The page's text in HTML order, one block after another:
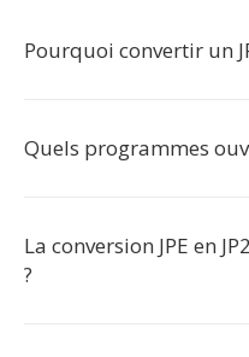
Pourquoi convertir un
Quels programmes
La conversion JPE en
?